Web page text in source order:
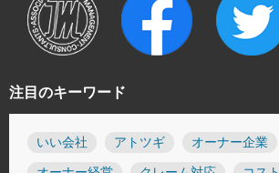
注目のキーワード
いい会社 アトツギ オーナー企業